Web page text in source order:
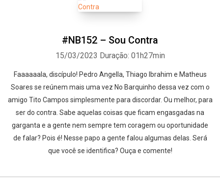
#NB152 – Sou Contra
15/03/2023 Duração: 01h27min
Faaaaaala, discípulo! Pedro Angella, Thiago Ibrahim e Matheus
Soares se reúnem mais uma vez No Barquinho dessa vez com o
amigo Tito Campos simplesmente para discordar. Ou melhor, para
ser do contra. Sabe aquelas coisas que ficam engasgadas na
garganta e a gente nem sempre tem coragem ou oportunidade
de falar? Pois é! Nesse papo a gente falou algumas delas. Será
que você se identifica? Ouça e comente!